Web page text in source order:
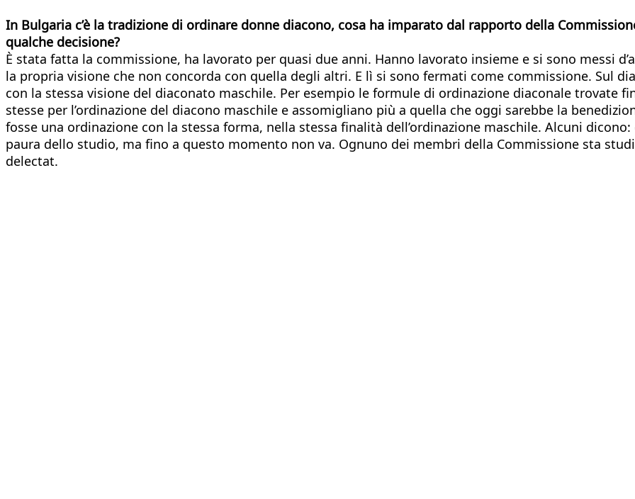
In Bulgaria c’è la tradizione di ordinare donne diacono, cosa ha imparato dal rapporto della
qualche decisione?
È stata fatta la commissione, ha lavorato per quasi due anni. Hanno lavorato insieme e si sono messi
la propria visione che non concorda con quella degli altri. E lì si sono fermati come commissione. Sul
con la stessa visione del diaconato maschile. Per esempio le formule di ordinazione diaconale trovate
stesse per l’ordinazione del diacono maschile e assomigliano più a quella che oggi sarebbe la
fosse una ordinazione con la stessa forma, nella stessa finalità dell’ordinazione maschile. Alcuni
paura dello studio, ma fino a questo momento non va. Ognuno dei membri della Commissione sta
delectat.